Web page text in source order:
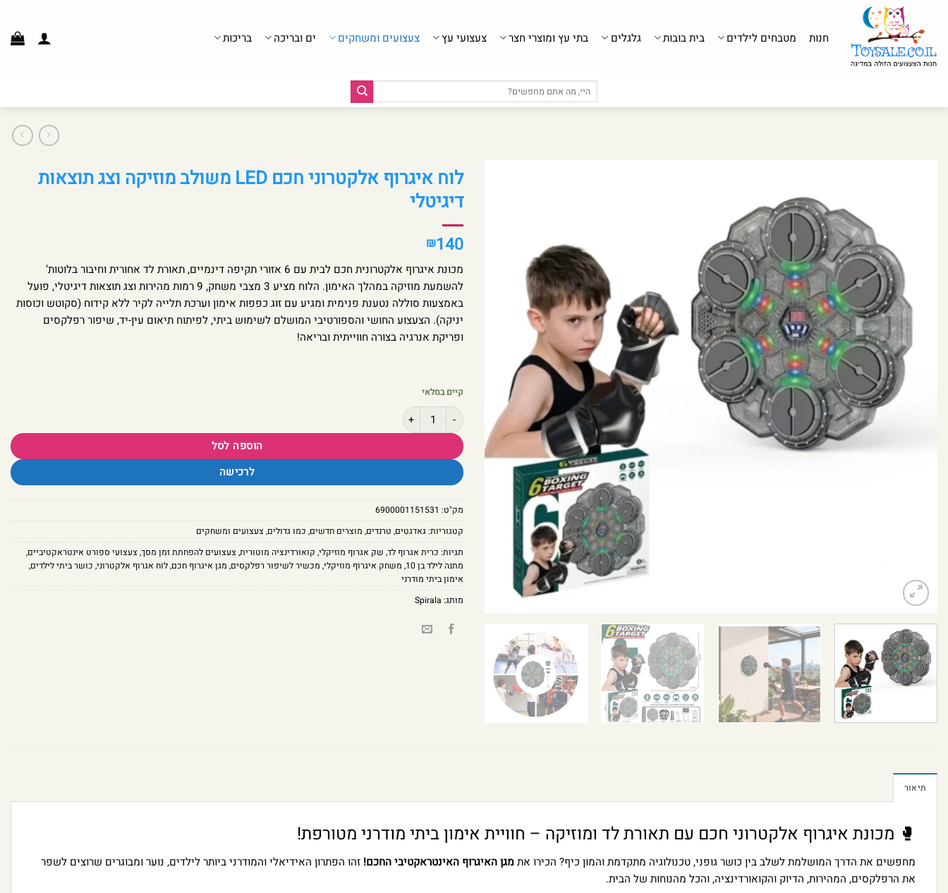
חנות
מטבחים לילדים בית בובות גלגלים בתי עץ ומוצרי חצר צעצועי עץ צעצועים ומשחקים ים ובריכה בריכות
עבור:
לוח איגרוף אלקטרוני חכם LED משולב מוזיקה וצג תוצאות
דיגיטלי
₪140
מכונת איגרוף אלקטרונית חכם לבית עם 6 אזורי תקיפה דינמיים, תאורת לד אחורית וחיבור בלוטות’
להשמעת מוזיקה במהלך האימון. הלוח מציע 3 מצבי משחק, 9 רמות מהירות וצג תוצאות דיגיטלי, פועל
באמצעות סוללה נטענת פנימית ומגיע עם זוג כפפות אימון וערכת תלייה לקיר ללא קידוח (סקוטש וכוסות
יניקה). הצעצוע החושי והספורטיבי המושלם לשימוש ביתי, לפיתוח תיאום עין-יד, שיפור רפלקסים
ופריקת אנרגיה בצורה חווייתית ובריאה!
קיים במלאי
כמות של לוח איגרוף אלקטרוני חכם LED משולב מוזיקה וצג תוצאות דיגיטלי
הוספה לסל
לרכישה
מק"ט: 6900001151531
קטגוריות:גאדגטים, טרנדים, מוצרים חדשים, כמו גדולים, צעצועים ומשחקים
תגיות: כרית אגרוף לד, שק אגרוף מוזיקלי, קואורדינציה מוטורית, צעצועים להפחתת זמן מסך, צעצועי ספורט אינטראקטיביים,
מתנה לילד בן 10
, משחק איגרוף מוזיקלי, מכשיר לשיפור רפלקסים, מגן איגרוף חכם,לוח אגרוף אלקטרוני, כושר ביתי לילדים,
אימון ביתי מודרני
מותג: Spirala
תיאור
🥊 מכונת איגרוף אלקטרוני חכם עם תאורת לד ומוזיקה – חוויית אימון ביתי מודרני מטורפת!
מחפשים את הדרך המושלמת לשלב בין כושר גופני, טכנולוגיה מתקדמת והמון כיף? הכירו אתמגן האיגרוף האינטראקטיבי החכם! זהו הפתרון האידיאלי והמודרני ביותר לילדים, נוער ומבוגרים שרוצים לשפר
את הרפלקסים, המהירות, הדיוק והקואורדינציה, והכל מהנוחות של הבית.